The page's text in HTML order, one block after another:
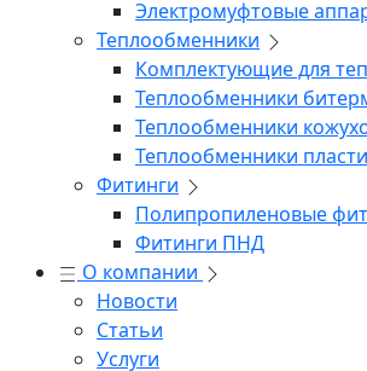
Электромуфтовые
Теплообменники
Комплектующие для
Теплообменники
Теплообменники
Теплообменники
Фитинги
Полипропиленовые
Фитинги ПНД
О компании
Новости
Статьи
Услуги